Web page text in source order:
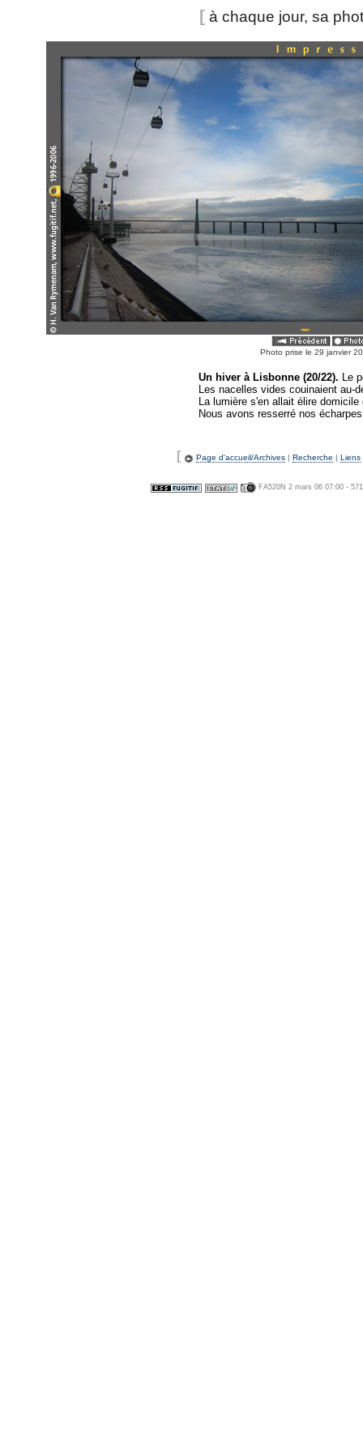
[à chaque jour, sa
Photo prise le 29 janvier
Un hiver à Lisbonne (20/22). Le
Les nacelles vides couinaient au-
La lumière s'en allait élire
Nous avons resserré nos
[ Page d'accueil/Archives | Recherche | Liens
FA520N 2 mars 06 07:00 -